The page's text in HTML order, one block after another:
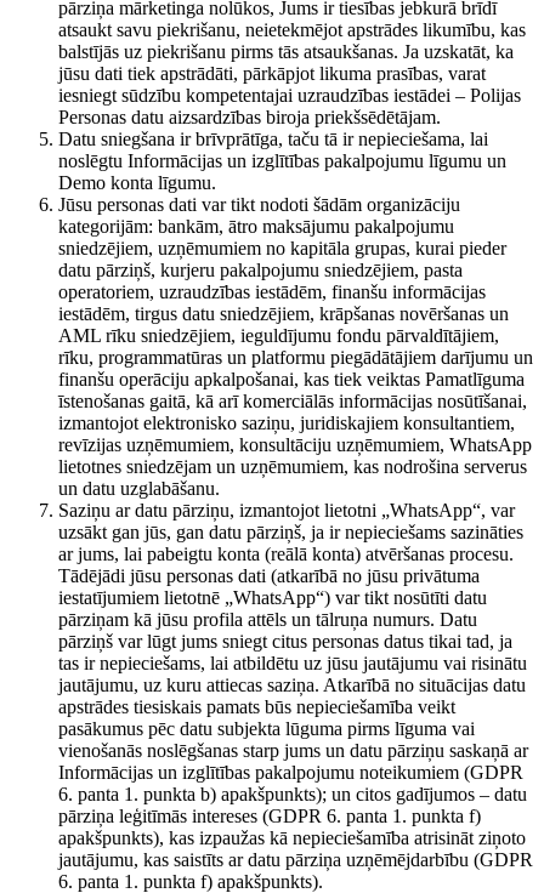
pārziņa mārketinga nolūkos, Jums ir tiesības jebkurā brīdī
atsaukt savu piekrišanu, neietekmējot apstrādes likumību, kas
balstījās uz piekrišanu pirms tās atsaukšanas. Ja uzskatāt, ka
jūsu dati tiek apstrādāti, pārkāpjot likuma prasības, varat
iesniegt sūdzību kompetentajai uzraudzības iestādei – Polijas
Personas datu aizsardzības biroja priekšsēdētājam.
Datu sniegšana ir brīvprātīga, taču tā ir nepieciešama, lai
noslēgtu Informācijas un izglītības pakalpojumu līgumu un
Demo konta līgumu.
Jūsu personas dati var tikt nodoti šādām organizāciju
kategorijām: bankām, ātro maksājumu pakalpojumu
sniedzējiem, uzņēmumiem no kapitāla grupas, kurai pieder
datu pārziņš, kurjeru pakalpojumu sniedzējiem, pasta
operatoriem, uzraudzības iestādēm, finanšu informācijas
iestādēm, tirgus datu sniedzējiem, krāpšanas novēršanas un
AML rīku sniedzējiem, ieguldījumu fondu pārvaldītājiem,
rīku, programmatūras un platformu piegādātājiem darījumu un
finanšu operāciju apkalpošanai, kas tiek veiktas Pamatlīguma
īstenošanas gaitā, kā arī komerciālās informācijas nosūtīšanai,
izmantojot elektronisko saziņu, juridiskajiem konsultantiem,
revīzijas uzņēmumiem, konsultāciju uzņēmumiem, WhatsApp
lietotnes sniedzējam un uzņēmumiem, kas nodrošina serverus
un datu uzglabāšanu.
Saziņu ar datu pārziņu, izmantojot lietotni „WhatsApp“, var
uzsākt gan jūs, gan datu pārziņš, ja ir nepieciešams sazināties
ar jums, lai pabeigtu konta (reālā konta) atvēršanas procesu.
Tādējādi jūsu personas dati (atkarībā no jūsu privātuma
iestatījumiem lietotnē „WhatsApp“) var tikt nosūtīti datu
pārziņam kā jūsu profila attēls un tālruņa numurs. Datu
pārziņš var lūgt jums sniegt citus personas datus tikai tad, ja
tas ir nepieciešams, lai atbildētu uz jūsu jautājumu vai risinātu
jautājumu, uz kuru attiecas saziņa. Atkarībā no situācijas datu
apstrādes tiesiskais pamats būs nepieciešamība veikt
pasākumus pēc datu subjekta lūguma pirms līguma vai
vienošanās noslēgšanas starp jums un datu pārziņu saskaņā ar
Informācijas un izglītības pakalpojumu noteikumiem (GDPR
6. panta 1. punkta b) apakšpunkts); un citos gadījumos – datu
pārziņa leģitīmās intereses (GDPR 6. panta 1. punkta f)
apakšpunkts), kas izpaužas kā nepieciešamība atrisināt ziņoto
jautājumu, kas saistīts ar datu pārziņa uzņēmējdarbību (GDPR
6. panta 1. punkta f) apakšpunkts).